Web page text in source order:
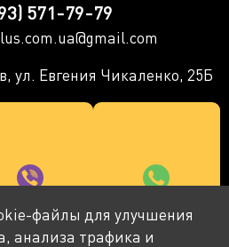
файлы для улучшения
анализа трафика и
571-79-79
ул. Евгения Чикаленко, 25Б